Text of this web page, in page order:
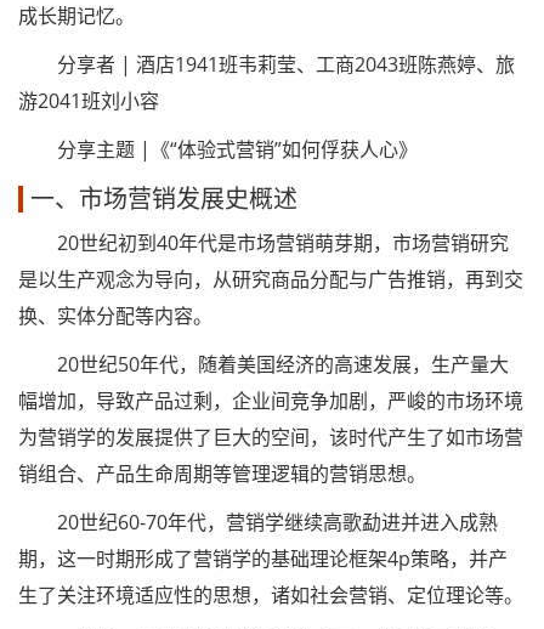
成长期记忆。
分享者 | 酒店1941班韦莉莹、工商2043班陈燕婷、旅
游2041班刘小容
分享主题 |《“体验式营销”如何俘获人心》
一、市场营销发展史概述
20世纪初到40年代是市场营销萌芽期，市场营销研究
是以生产观念为导向，从研究商品分配与广告推销，再到交
换、实体分配等内容。
20世纪50年代，随着美国经济的高速发展，生产量大
幅增加，导致产品过剩，企业间竞争加剧，严峻的市场环境
为营销学的发展提供了巨大的空间，该时代产生了如市场营
销组合、产品生命周期等管理逻辑的营销思想。
20世纪60-70年代，营销学继续高歌勐进并进入成熟
期，这一时期形成了营销学的基础理论框架4p策略，并产
生了关注环境适应性的思想，诸如社会营销、定位理论等。